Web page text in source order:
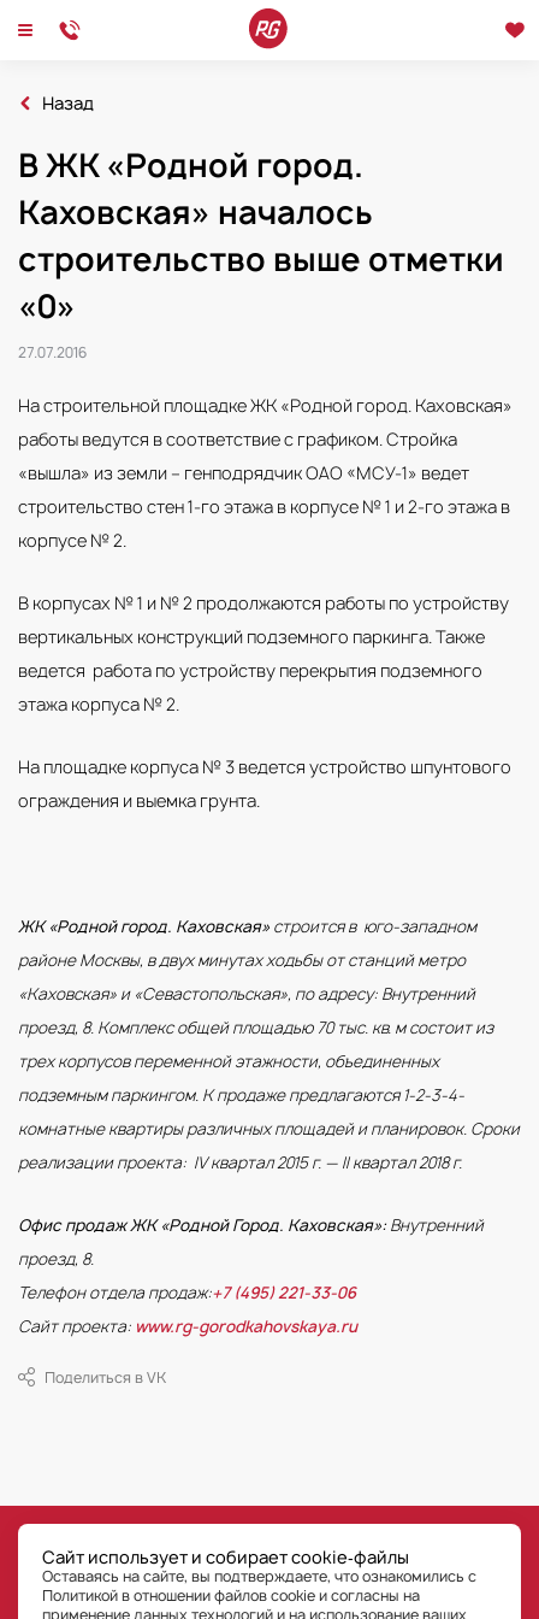
2016
В ЖК «Родной город. Каховская» началось строительство выше отметки «0»
Новости Интервью Мероприятия
Назад
В ЖК «Родной город.
Каховская» началось
строительство выше отметки
«0»
27.07.2016
На строительной площадке ЖК «Родной город. Каховская»
работы ведутся в соответствие с графиком. Стройка
«вышла» из земли – генподрядчик ОАО «МСУ-1» ведет
строительство стен 1-го этажа в корпусе № 1 и 2-го этажа в
корпусе № 2.
В корпусах № 1 и № 2 продолжаются работы по устройству
вертикальных конструкций подземного паркинга. Также
ведется работа по устройству перекрытия подземного
этажа корпуса № 2.
На площадке корпуса № 3 ведется устройство шпунтового
ограждения и выемка грунта.
ЖК «Родной город. Каховская» строится в юго-западном
районе Москвы, в двух минутах ходьбы от станций метро
«Каховская» и «Севастопольская», по адресу: Внутренний
проезд, 8. Комплекс общей площадью 70 тыс. кв. м состоит из
трех корпусов переменной этажности, объединенных
подземным паркингом. К продаже предлагаются 1-2-3-4-
комнатные квартиры различных площадей и планировок. Сроки
реализации проекта: IV квартал 2015 г. — II квартал 2018 г.
Офис продаж ЖК «Родной Город. Каховская»: Внутренний
проезд, 8.
Телефон отдела продаж:+7 (495) 221-33-06
Сайт проекта: www.rg-gorodkahovskaya.ru
Поделиться в VK
Все права на публикуемые на сайте материалы принадлежат ООО «РГ-Девелопмент» © РГ-
Девелопмент. Оставаясь на сайте, Пользователь сайта подтверждает, что уведомлен, что
любые материалы, размещенные на сайте, являются объектами интеллектуальной
собственности ООО «РГ-Девелопмент» (правообладателя). Пользователь не вправе без
предварительного письменного разрешения правообладателя осуществлять какие-либо
Сайт использует и собирает cookie‑файлы
Оставаясь на сайте, вы подтверждаете, что ознакомились с
Политикой в отношении файлов cookie и согласны на
применение данных технологийи на использование ваших